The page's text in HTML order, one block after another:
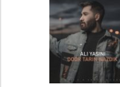
دانلود آهنگ جدید فرزاد
فرزین بنام آتیش